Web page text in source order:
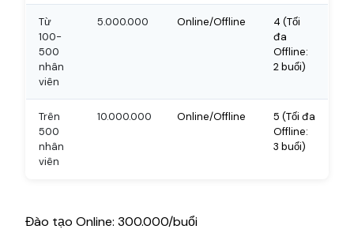
Từ
100-
500
nhân
viên
5.000.000 Online/Offline
4 (Tối
đa
Offline:
2 buổi)
Trên
500
nhân
viên
10.000.000 Online/Offline
5 (Tối đa
Offline:
3 buổi)
Đào tạo Online: 300.000/buổi